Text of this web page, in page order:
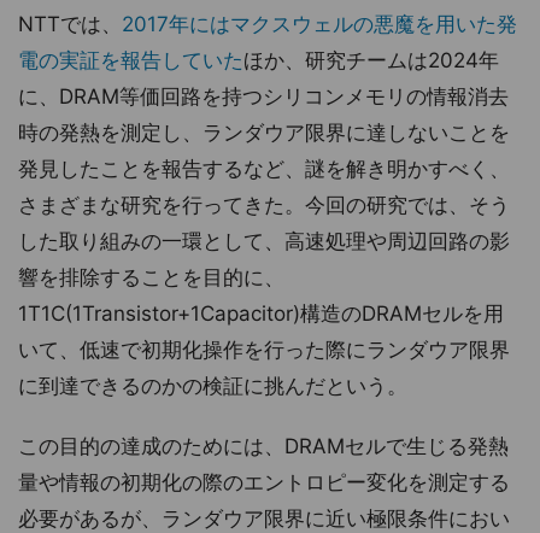
NTTでは、 2017年にはマクスウェルの悪魔を用いた発
電の実証を報告していたほか、研究チームは2024年
に、DRAM等価回路を持つシリコンメモリの情報消去
時の発熱を測定し、ランダウア限界に達しないことを
発見したことを報告するなど、謎を解き明かすべく、
さまざまな研究を行ってきた。今回の研究では、そう
した取り組みの一環として、高速処理や周辺回路の影
響を排除することを目的に、
1T1C(1Transistor+1Capacitor)構造のDRAMセルを用
いて、低速で初期化操作を行った際にランダウア限界
に到達できるのかの検証に挑んだという。
この目的の達成のためには、DRAMセルで生じる発熱
量や情報の初期化の際のエントロピー変化を測定する
必要があるが、ランダウア限界に近い極限条件におい